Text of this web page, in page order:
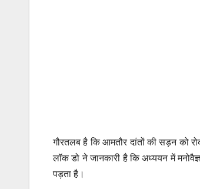
गौरतलब है कि आमतौर दांतों की सड़न को
लॉक डो ने जानकारी है कि अध्ययन में
पड़ता है।